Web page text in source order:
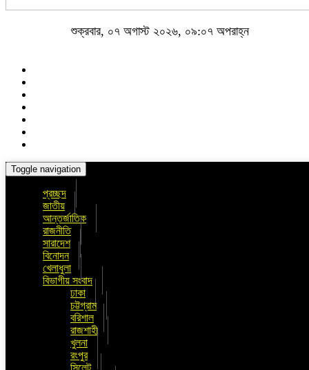
শুক্রবার, ০৭ অগাস্ট ২০২৬, ০৯:০৭ অপরাহ্ন
Toggle navigation
প্রচ্ছদ
জাতীয়
আন্তর্জাতিক
রাজনীতি
সারাদেশ
বিনোদন
খেলাধুলা
বিভাগীয় সংবাদ
ঢাকা
চট্টগ্রাম
বরিশাল
রাজশাহী
খুলনা
রংপুর
সিলেট